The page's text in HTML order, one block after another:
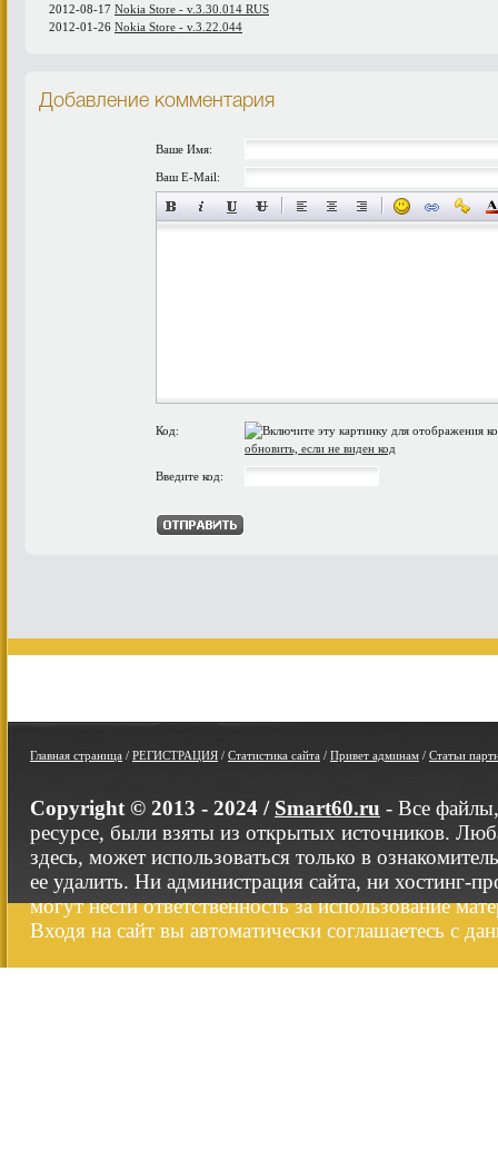
2012-08-17 Nokia Store - v.3.30.014 RUS
2012-01-26 Nokia Store - v.3.22.044
Добавление комментария
Ваше Имя:
Ваш E-Mail:
Код:
обновить, если не виден код
Введите код:
Главная страница / РЕГИСТРАЦИЯ / Статистика сайта / Привет админам / Статьи
Copyright © 2013 - 2024 / Smart60.ru - Все
ресурсе, были взяты из открытых источников.
здесь, может использоваться только в
ее удалить. Ни администрация сайта, ни хостинг-
могут нести ответственность за использование
Входя на сайт вы автоматически соглашаетесь с